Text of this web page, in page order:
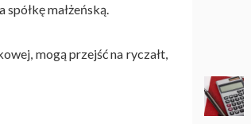
małżeńską.
mogą przejść na ryczałt,